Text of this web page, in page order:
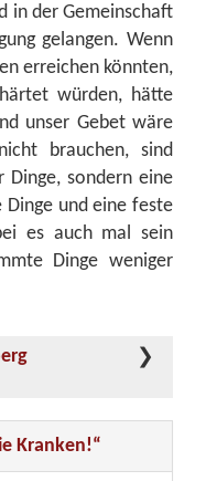
in der Gemeinschaft
gelangen. Wenn
erreichen könnten,
würden, hätte
unser Gebet wäre
brauchen, sind
Dinge, sondern eine
und eine feste
es auch mal sein
Dinge weniger
Kranken!“